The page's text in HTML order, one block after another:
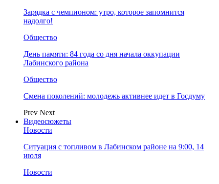
Зарядка с чемпионом: утро, которое запомнится
надолго!
Общество
День памяти: 84 года со дня начала оккупации
Лабинского района
Общество
Смена поколений: молодежь активнее идет в Госдуму
Prev Next
Видеосюжеты
Новости
Ситуация с топливом в Лабинском районе на 9:00, 14
июля
Новости